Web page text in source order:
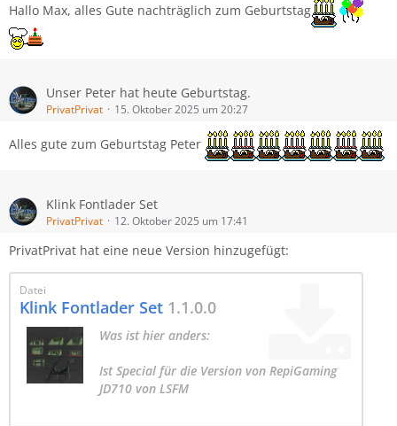
Shopkategorie: Mähdrescher
Preis: 104.500€
Leistung: 250 PS
Kapazität: 8.000 L
Shopkategorie: Getreideschneidwerke
Arbeitsgeschwindigkeit: 10 km/h
Shopkategorie: Maispflücker
Preis: 63.500€
Arbeitsbreite: 6,0m
Arbeitsgeschwindigkeit: 10 km/h
MF 8570 Schneidwerkswagen
Shopkategorie: Schneidwerkswagen
Preis: 1.000€
Hallo Max, alles Gute nachträglich zum Geburtstag
Unser Peter hat heute Geburtstag.
PrivatPrivat 15. Oktober 2025 um 20:27
Alles gute zum Geburtstag Peter
Klink Fontlader Set
PrivatPrivat 12. Oktober 2025 um 17:41
PrivatPrivat hat eine neue Version hinzugefügt:
Datei
Klink Fontlader Set 1.1.0.0
Was ist hier anders:
Ist Special für die Version von RepiGaming
JD710 von LSFM